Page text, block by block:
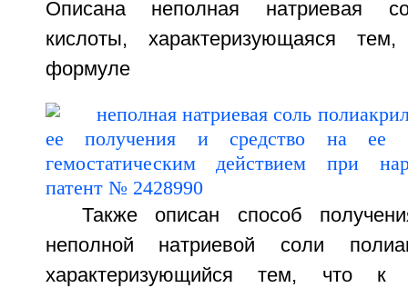
Описана неполная натриевая
кислоты, характеризующаяся тем,
формуле
Также описан способ
неполной натриевой соли
характеризующийся тем, что к